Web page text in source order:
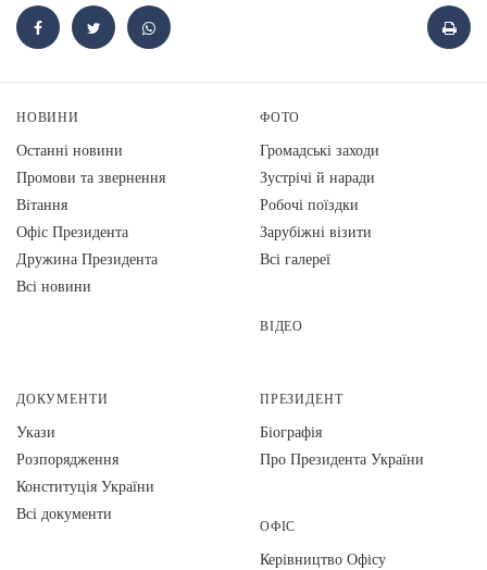
НОВИНИ
Останні новини
Промови та звернення
Вiтання
Офіс Президента
Дружина Президента
Всі новини
ФОТО
Громадські заходи
Зустрічі й наради
Робочі поїздки
Зарубіжні візити
Всі галереї
ВІДЕО
ДОКУМЕНТИ
Укази
Розпорядження
Конституція України
Всі документи
ПРЕЗИДЕНТ
Біографія
Про Президента України
ОФІС
Керівництво Офісу